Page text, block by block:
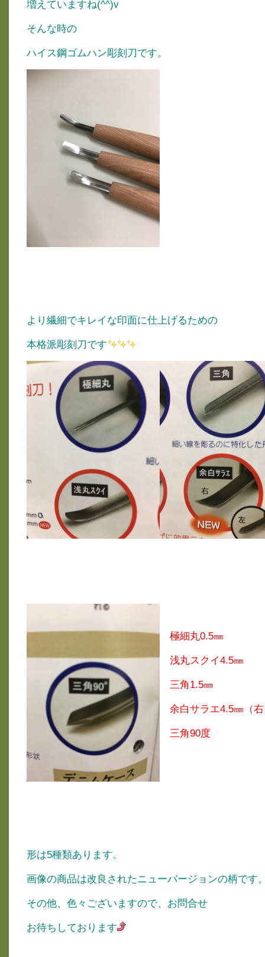
増えていますね(^^)v
そんな時の
ハイス鋼ゴムハン彫刻刀です。
より繊細でキレイな印面に仕上げるための
本格派彫刻刀です
極細丸0.5㎜
浅丸スクイ4.5㎜
三角1.5㎜
余白サラエ4.5㎜（
三角90度
形は5種類あります。
画像の商品は改良されたニューバージョンの柄です
その他、色々ございますので、お問合せ
お待ちしております